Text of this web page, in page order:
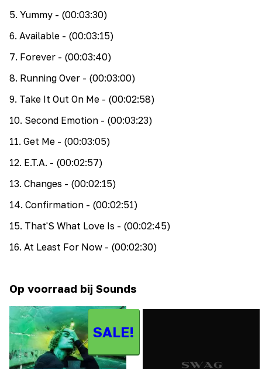
5. Yummy - (00:03:30)
6. Available - (00:03:15)
7. Forever - (00:03:40)
8. Running Over - (00:03:00)
9. Take It Out On Me - (00:02:58)
10. Second Emotion - (00:03:23)
11. Get Me - (00:03:05)
12. E.T.A. - (00:02:57)
13. Changes - (00:02:15)
14. Confirmation - (00:02:51)
15. That'S What Love Is - (00:02:45)
16. At Least For Now - (00:02:30)
Op voorraad bij Sounds
SALE!